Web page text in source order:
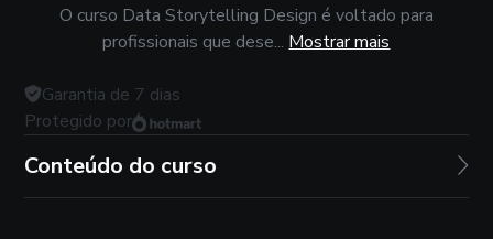
O curso Data Storytelling Design é voltado para
profissionais que dese... Mostrar mais
Garantia de 7 dias
Protegido por
Conteúdo do curso